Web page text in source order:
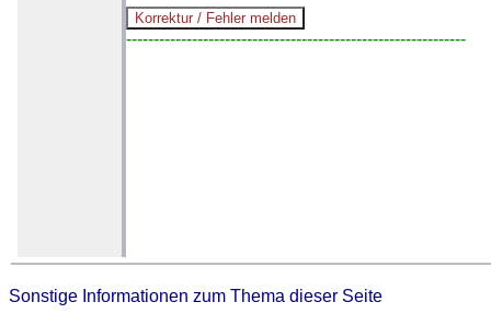
--------------------------------------------------------------
Sonstige Informationen zum Thema dieser Seite